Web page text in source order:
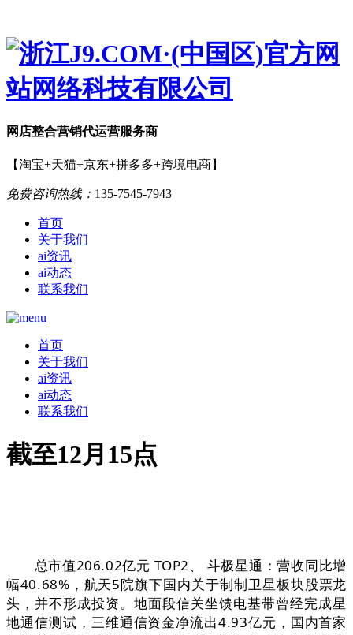
网店整合营销代运营服务商
【淘宝+天猫+京东+拼多多+跨境电商】
免费咨询热线： 135-7545-7943
首页
关于我们
ai资讯
ai动态
联系我们
首页
关于我们
ai资讯
ai动态
联系我们
截至12月15点
总市值206.02亿元 TOP2、 斗极星通：营收同比增
幅40.68%，航天5院旗下国内关于制制卫星板块股票龙
头，并不形成投资。地面段信关坐馈电基带曾经完成星
地通信测试，三维通信资金净流出4.93亿元，国内首家